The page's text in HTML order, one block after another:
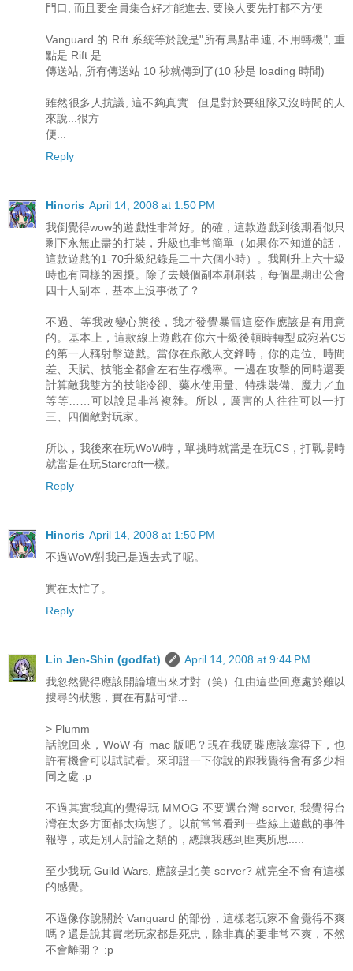
門口, 而且要全員集合好才能進去, 要換人要先打都不方便
Vanguard 的 Rift 系統等於說是"所有鳥點串連, 不用轉機", 重
點是 Rift 是
傳送站, 所有傳送站 10 秒就傳到了(10 秒是 loading 時間)
雖然很多人抗議, 這不夠真實...但是對於要組隊又沒時間的人
來說...很方
便...
Reply
Hinoris April 14, 2008 at 1:50 PM
我倒覺得wow的遊戲性非常好。的確，這款遊戲到後期看似只
剩下永無止盡的打裝，升級也非常簡單（如果你不知道的話，
這款遊戲的1-70升級紀錄是二十六個小時）。我剛升上六十級
時也有同樣的困擾。除了去幾個副本刷刷裝，每個星期出公會
四十人副本，基本上沒事做了？
不過、等我改變心態後，我才發覺暴雪這麼作應該是有用意
的。基本上，這款線上遊戲在你六十級後頓時轉型成宛若CS
的第一人稱射擊遊戲。當你在跟敵人交鋒時，你的走位、時間
差、天賦、技能全都會左右生存機率。一邊在攻擊的同時還要
計算敵我雙方的技能冷卻、藥水使用量、特殊裝備、魔力／血
等等……可以說是非常複雜。所以，厲害的人往往可以一打
三、四個敵對玩家。
所以，我後來在玩WoW時，單挑時就當是在玩CS，打戰場時
就當是在玩Starcraft一樣。
Reply
Hinoris April 14, 2008 at 1:50 PM
不過WoW對我已是過去式了呢。
實在太忙了。
Reply
Lin Jen-Shin (godfat)
April 14, 2008 at 9:44 PM
我忽然覺得應該開論壇出來才對（笑）任由這些回應處於難以
搜尋的狀態，實在有點可惜...
> Plumm
話說回來，WoW 有 mac 版吧？現在我硬碟應該塞得下，也
許有機會可以試試看。來印證一下你說的跟我覺得會有多少相
同之處 :p
不過其實我真的覺得玩 MMOG 不要選台灣 server, 我覺得台
灣在太多方面都太病態了。以前常常看到一些線上遊戲的事件
報導，或是別人討論之類的，總讓我感到匪夷所思.....
至少我玩 Guild Wars, 應該是北美 server? 就完全不會有這樣
的感覺。
不過像你說關於 Vanguard 的部份，這樣老玩家不會覺得不爽
嗎？還是說其實老玩家都是死忠，除非真的要非常不爽，不然
不會離開？ :p